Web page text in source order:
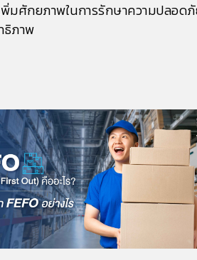
มศักยภาพในการรักษาความปลอ
ธิภาพ